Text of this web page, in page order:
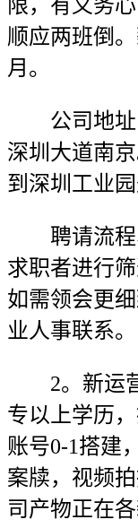
限，有义务
顺应两班倒
月。
公司地址
深圳大道南
到深圳工业园
聘请流程
求职者进行
如需领会更
业人事联系。
2。新运营
专以上学历
账号0-1搭建
案牍，视频
司产物正在